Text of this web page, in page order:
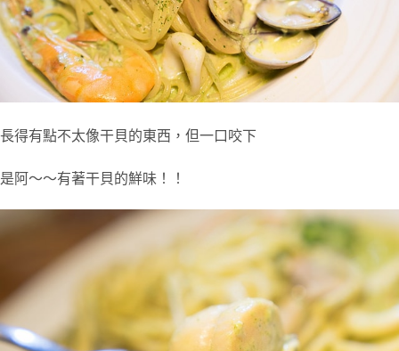
長得有點不太像干貝的東西，但一口咬下
是阿～～有著干貝的鮮味！！